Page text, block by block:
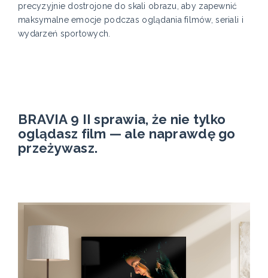
precyzyjnie dostrojone do skali obrazu, aby zapewnić
maksymalne emocje podczas oglądania filmów, seriali i
wydarzeń sportowych.
BRAVIA 9 II sprawia, że nie tylko
oglądasz film — ale naprawdę go
przeżywasz.